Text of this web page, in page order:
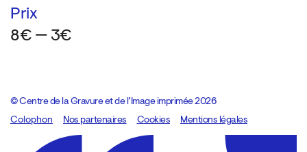
Prix
8€ — 3€
© Centre de la Gravure et de l’Image imprimée 2026
Colophon
Design:Marcel Kaczmarek, code:8080.studio
Nos partenaires Cookies Mentions légales